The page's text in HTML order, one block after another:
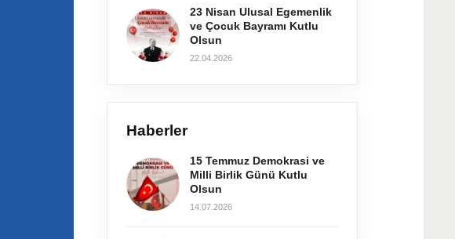
23 Nisan Ulusal Egemenlik
ve Çocuk Bayramı Kutlu
Olsun
22.04.2026
Haberler
15 Temmuz Demokrasi ve
Milli Birlik Günü Kutlu
Olsun
14.07.2026